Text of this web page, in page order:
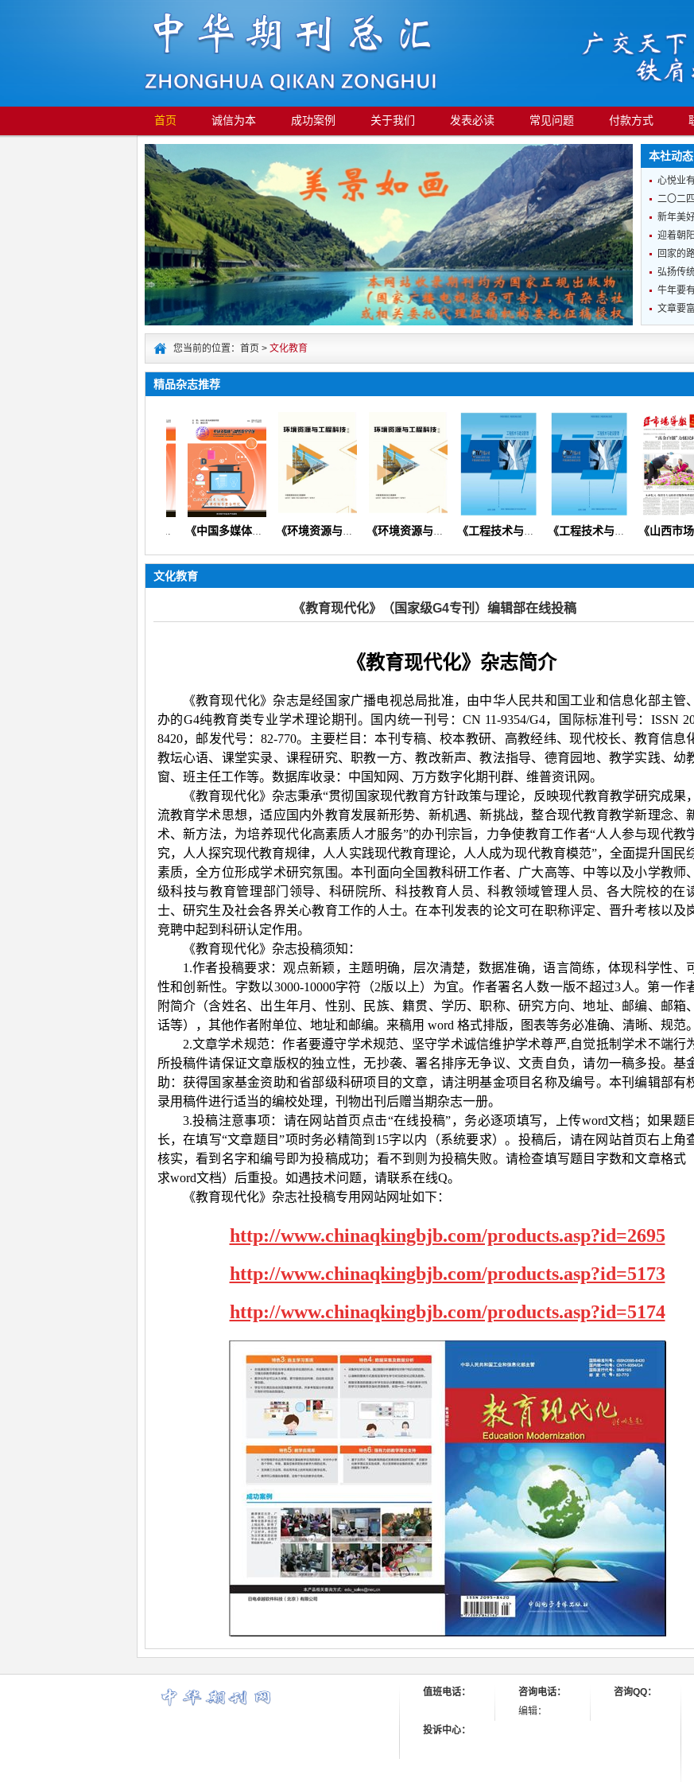
首页 诚信为本 成功案例 关于我们 发表必读 常见问题 付款方式
本社动态
心悦业
二〇二
新年美
迎着朝
回家的
弘扬传
牛年要
文章要
您当前的位置：首页 > 文化教育
精品杂志推荐
《中国多媒体与网络教学学报》 《环境资源与工程科技论坛》（生态环境矿产地质资源经济） 《环境资源与工程科技论坛》 《工程技术与建设管理》（设计规划预算造价安全质量）【知网会刊】 《工程技术与建设管理》 《山西市场导报》（思政党建教育
文化教育
《教育现代化》（国家级G4专刊）编辑部在线投稿
《教育现代化》杂志简介
《教育现代化》杂志是经国家广播电视总局批准，由中华人民共和国工业和信息化部主管
办的G4纯教育类专业学术理论期刊。国内统一刊号：CN 11-9354/G4，国际标准刊号： ISSN
8420，邮发代号： 82-770。主要栏目：本刊专稿、校本教研、高教经纬、现代校长、教育信息
教坛心语、课堂实录、课程研究、职教一方、教改新声、教法指导、德育园地、教学实践、幼
窗、班主任工作等。数据库收录：中国知网、万方数字化期刊群、维普资讯网。
《教育现代化》杂志秉承“贯彻国家现代教育方针政策与理论，反映现代教育教学研究成果
流教育学术思想，适应国内外教育发展新形势、新机遇、新挑战，整合现代教育教学新理念、
术、新方法，为培养现代化高素质人才服务”的办刊宗旨，力争使教育工作者“人人参与现代教
究，人人探究现代教育规律，人人实践现代教育理论，人人成为现代教育模范”，全面提升国民
素质，全方位形成学术研究氛围。本刊面向全国教科研工作者、广大高等、中等以及小学教师
级科技与教育管理部门领导、科研院所、科技教育人员、科教领域管理人员、各大院校的在
士、研究生及社会各界关心教育工作的人士。在本刊发表的论文可在职称评定、晋升考核以及
竞聘中起到科研认定作用。
《教育现代化》杂志投稿须知：
1.作者投稿要求：观点新颖，主题明确，层次清楚，数据准确，语言简练，体现科学性、
性和创新性。字数以3000-10000字符（2版以上）为宜。作者署名人数一版不超过3人。第一作
附简介（含姓名、出生年月、性别、民族、籍贯、学历、职称、研究方向、地址、邮编、邮箱
话等），其他作者附单位、地址和邮编。来稿用 word 格式排版，图表等务必准确、清晰、规范。
2.文章学术规范：作者要遵守学术规范、坚守学术诚信维护学术尊严,自觉抵制学术不端行
所投稿件请保证文章版权的独立性，无抄袭、署名排序无争议、文责自负，请勿一稿多投。基
助：获得国家基金资助和省部级科研项目的文章，请注明基金项目名称及编号。本刊编辑部有
录用稿件进行适当的编校处理，刊物出刊后赠当期杂志一册。
3.投稿注意事项：请在网站首页点击“在线投稿”，务必逐项填写，上传word文档；如果题
长，在填写“文章题目”项时务必精简到 15字以内（系统要求）。投稿后，请在网站首页右上角
核实，看到名字和编号即为投稿成功；看不到则为投稿失败。请检查填写题目字数和文章格式
求word文档）后重投。如遇技术问题，请联系在线Q。
《教育现代化》杂志社投稿专用网站网址如下：
http://www.chinaqkingbjb.com/products.asp?id=2695
http://www.chinaqkingbjb.com/products.asp?id=5173
http://www.chinaqkingbjb.com/products.asp?id=5174
值班电话：
投诉中心：
咨询电话：
编辑：
咨询QQ：